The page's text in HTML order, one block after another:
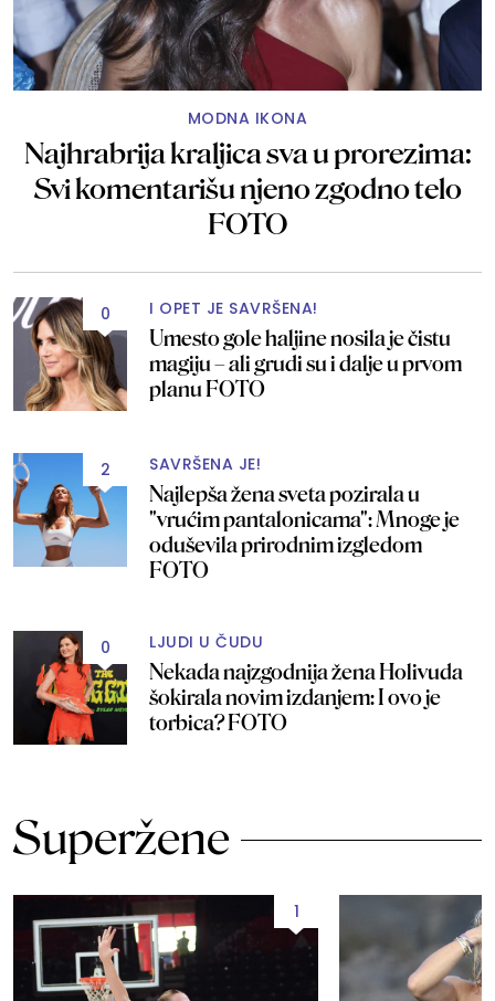
MODNA IKONA
Najhrabrija kraljica sva u prorezima:
Svi komentarišu njeno zgodno telo
FOTO
0 I OPET JE SAVRŠENA!
Umesto gole haljine nosila je čistu
magiju – ali grudi su i dalje u prvom
planu FOTO
2 SAVRŠENA JE!
Najlepša žena sveta pozirala u
"vrućim pantalonicama": Mnoge je
oduševila prirodnim izgledom
FOTO
0 LJUDI U ČUDU
Nekada najzgodnija žena Holivuda
šokirala novim izdanjem: I ovo je
torbica? FOTO
Superžene
1